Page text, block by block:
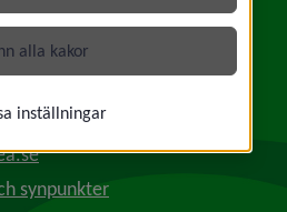
annan webbplats, öppnas i nytt
synpunkter
alla kakor
inställningar